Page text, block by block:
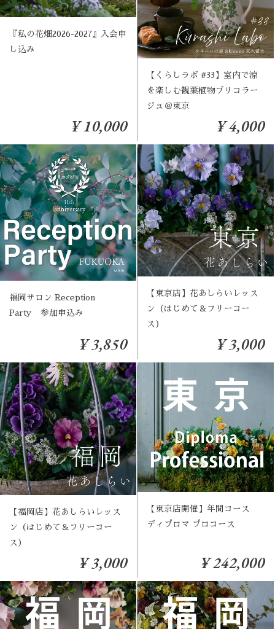
『私の花畑2026-2027』入会申
し込み
¥ 10,000
【くらしラボ #33】室内で涼
を楽しむ観葉植物ブリコラー
ジュ＠東京
¥ 4,000
福岡サロン Reception
Party 参加申込み
¥ 3,850
【東京店】花あしらいレッス
ン（はじめて＆フリーコー
ス）
¥ 3,000
【福岡店】花あしらいレッス
ン（はじめて＆フリーコー
ス）
¥ 3,000
【東京店開催】年間コース
ディプロマ プロコース
¥ 242,000